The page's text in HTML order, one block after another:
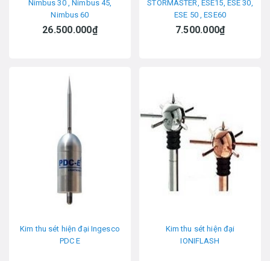
Nimbus 30 , Nimbus 45,
Nimbus 60
26.500.000₫
STORMASTER, ESE15, ESE 30,
ESE 50 , ESE60
7.500.000₫
Kim thu sét hiện đại Ingesco
PDC E
Kim thu sét hiện đại
IONIFLASH